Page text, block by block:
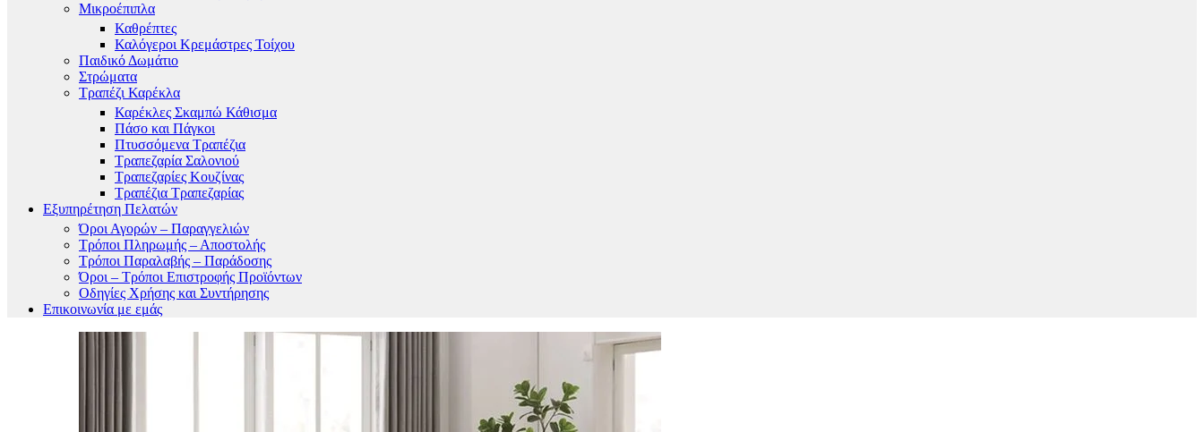
Μικροέπιπλα
Καθρέπτες
Καλόγεροι Κρεμάστρες Τοίχου
Παιδικό Δωμάτιο
Στρώματα
Τραπέζι Καρέκλα
Καρέκλες Σκαμπώ Κάθισμα
Πάσο και Πάγκοι
Πτυσσόμενα Τραπέζια
Τραπεζαρία Σαλονιού
Τραπεζαρίες Κουζίνας
Τραπέζια Τραπεζαρίας
Εξυπηρέτηση Πελατών
Όροι Αγορών – Παραγγελιών
Τρόποι Πληρωμής – Αποστολής
Τρόποι Παραλαβής – Παράδοσης
Όροι – Τρόποι Επιστροφής Προϊόντων
Οδηγίες Χρήσης και Συντήρησης
Επικοινωνία με εμάς